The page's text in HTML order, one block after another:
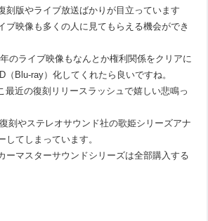
刻版やライブ放送ばかりが目立っています
ブ映像も多くの人に見てもらえる機会ができ
のライブ映像もなんとか権利関係をクリアに
（Blu-ray）化してくれたら良いですね。
最近の復刻リリースラッシュで嬉しい悲鳴っ
刻やステレオサウンド社の歌姫シリーズアナ
してしまっています。
ーマスターサウンドシリーズは全部購入する